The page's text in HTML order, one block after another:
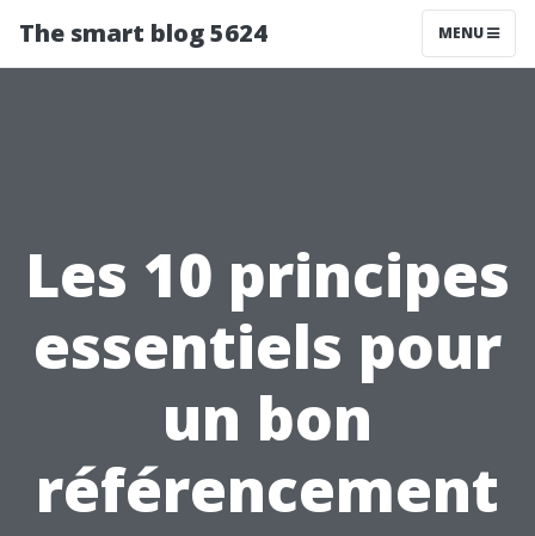
The smart blog 5624 MENU
Les 10 principes
essentiels pour
un bon
référencement